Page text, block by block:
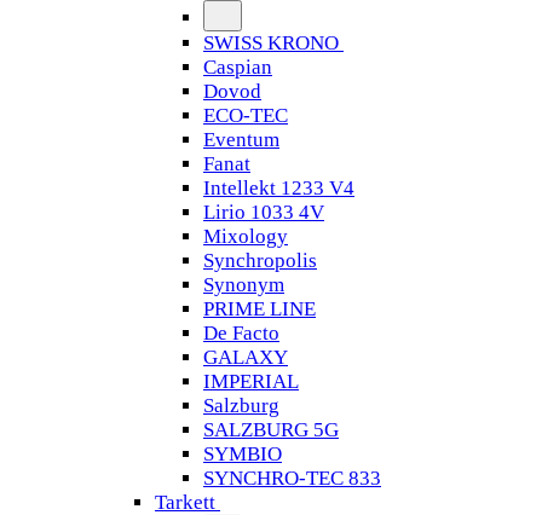
SWISS KRONO
Caspian
Dovod
ECO-TEC
Eventum
Fanat
Intellekt 1233 V4
Lirio 1033 4V
Mixology
Synchropolis
Synonym
PRIME LINE
De Facto
GALAXY
IMPERIAL
Salzburg
SALZBURG 5G
SYMBIO
SYNCHRO-TEC 833
Tarkett